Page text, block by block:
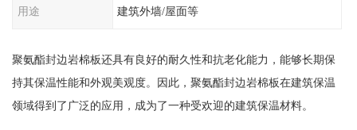
用途 建筑外墙/屋面等
聚氨酯封边岩棉板还具有良好的耐久性和抗老化能力，能够长期保
持其保温性能和外观美观度。因此，聚氨酯封边岩棉板在建筑保温
领域得到了广泛的应用，成为了一种受欢迎的建筑保温材料。